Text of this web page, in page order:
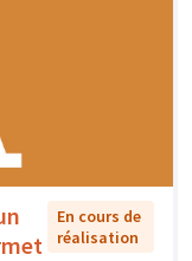
En cours de
réalisation